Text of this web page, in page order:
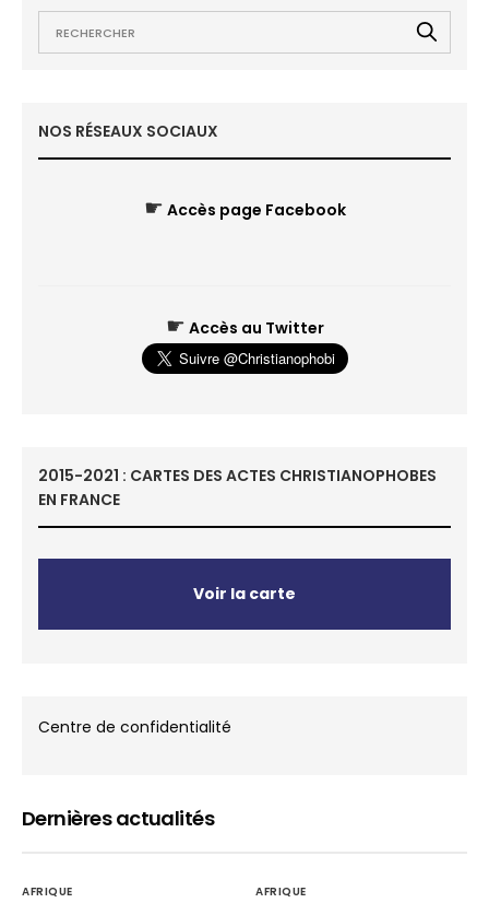
NOS RÉSEAUX SOCIAUX
☛ Accès page Facebook
☛ Accès au Twitter
2015-2021 : CARTES DES ACTES CHRISTIANOPHOBES
EN FRANCE
Voir la carte
Centre de confidentialité
Dernières actualités
AFRIQUE AFRIQUE